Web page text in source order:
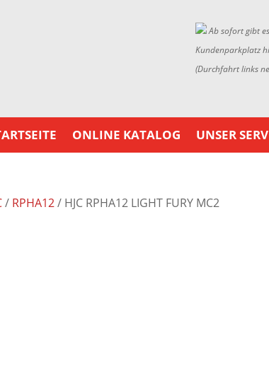
Ab sofort gibt
Kundenparkplatz
(Durchfahrt links
ONLINE KATALOG UNSER
/ RPHA12/ HJC RPHA12 LIGHT FURY MC2